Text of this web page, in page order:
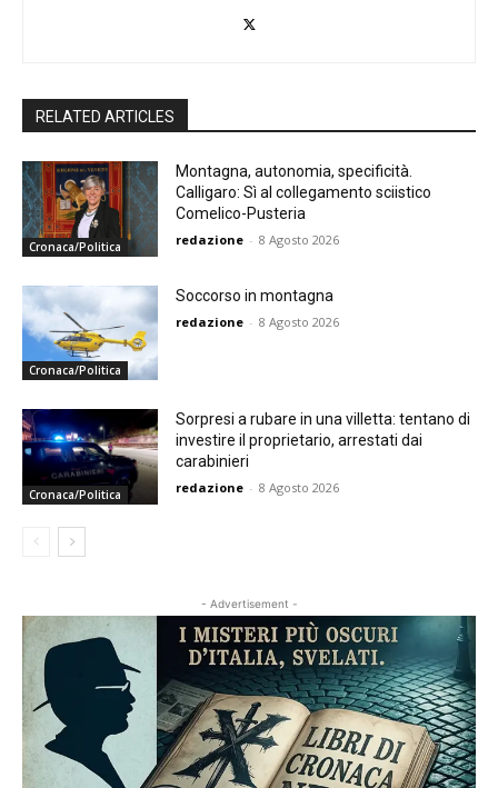
RELATED ARTICLES
Cronaca/Politica
Montagna, autonomia, specificità.
Calligaro: Sì al collegamento sciistico
Comelico-Pusteria
redazione - 8 Agosto 2026
Cronaca/Politica
Soccorso in montagna
redazione - 8 Agosto 2026
Cronaca/Politica
Sorpresi a rubare in una villetta: tentano di
investire il proprietario, arrestati dai
carabinieri
redazione - 8 Agosto 2026
- Advertisement -